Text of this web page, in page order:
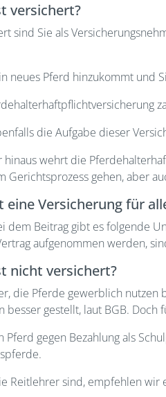
versichert?
sind Sie als
neues Pferd hinzukommt und
die Aufgabe dieser
hinaus wehrt die
Gerichtsprozess gehen, aber
eine Versicherung für
dem Beitrag gibt es folgende
aufgenommen werden,
nicht versichert?
die Pferde gewerblich nutzen
besser gestellt, laut BGB.
Pferd gegen Bezahlung als
Reitlehrer sind, empfehlen wir